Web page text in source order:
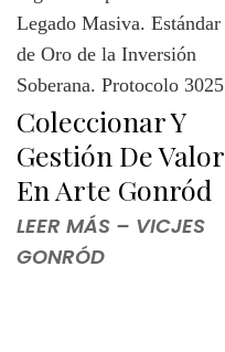
Coleccionar Y
Gestión De Valor
En Arte Gonród
LEER MÁS – VICJES
GONRÓD